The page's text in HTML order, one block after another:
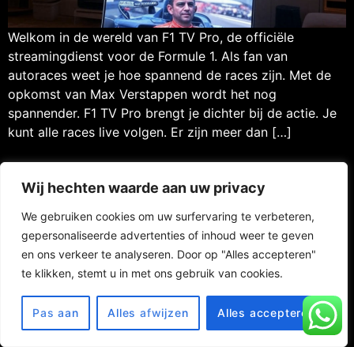
Wij hechten waarde aan uw privacy
We gebruiken cookies om uw surfervaring te verbeteren,
gepersonaliseerde advertenties of inhoud weer te geven
en ons verkeer te analyseren. Door op "Alles accepteren"
te klikken, stemt u in met ons gebruik van cookies.
Pas aan Alles afwijzen Alles accepteren
Welkom in de wereld van F1 TV Pro, de officiële
streamingdienst voor de Formule 1. Als fan van
autoraces weet je hoe spannend de races zijn. Met de
opkomst van Max Verstappen wordt het nog
spannender. F1 TV Pro brengt je dichter bij de actie. Je
kunt alle races live volgen. Er zijn meer dan […]
Website Terms of Use
RETURN POLICY
© 2025 Totaaliptv / Address : Aelbert Cuypstraat 14, 7944 CL
Meppel, Netherlands / support@totaaliptv.com